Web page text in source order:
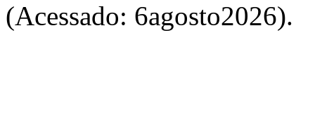
(Acessado: 6agosto2026).